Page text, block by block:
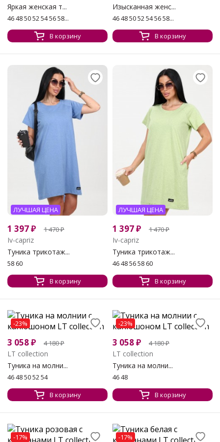
Яркая женская т...
46 48 50 52 54 56 58...
В корзину
Изысканная женс...
46 48 50 52 54 56 58...
В корзину
ЛУЧШАЯ ЦЕНА
1 397₽ 1 470₽
Iv-capriz
Туника трикотаж...
58 60
В корзину
ЛУЧШАЯ ЦЕНА
1 397₽ 1 470₽
Iv-capriz
Туника трикотаж...
46 48 56 58 60
В корзину
-23%
3 058₽ 4 180₽
LT collection
Туника на молни...
46 48 50 52 54
В корзину
-23%
3 058₽ 4 180₽
LT collection
Туника на молни...
46 48
В корзину
-17% -17%